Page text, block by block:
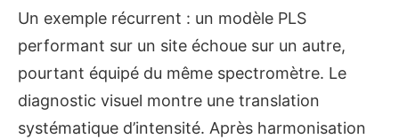
Un exemple récurrent : un modèle PLS
performant sur un site échoue sur un autre,
pourtant équipé du même spectromètre. Le
diagnostic visuel montre une translation
systématique d’intensité. Après harmonisation